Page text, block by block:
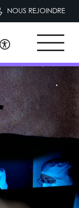
NOUS REJOINDRE